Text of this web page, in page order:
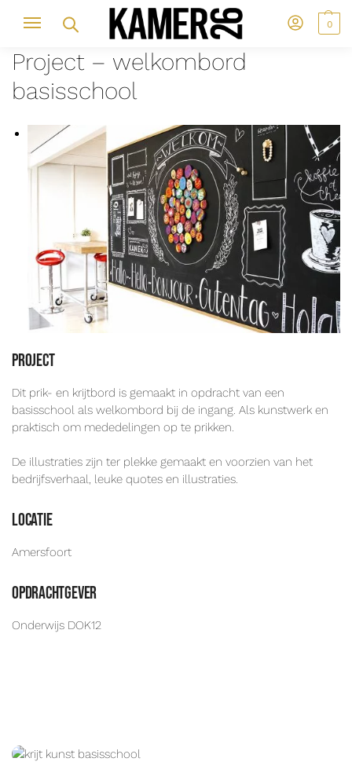
0
Project – welkombord
basisschool
Project
Dit prik- en krijtbord is gemaakt in opdracht van een
basisschool als welkombord bij de ingang. Als kunstwerk en
praktisch om mededelingen op te prikken.
De illustraties zijn ter plekke gemaakt en voorzien van het
bedrijfsverhaal, leuke quotes en illustraties.
locatie
Amersfoort
opdrachtgever
Onderwijs DOK12